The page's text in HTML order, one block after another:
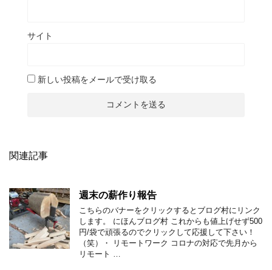
サイト
新しい投稿をメールで受け取る
関連記事
週末の薪作り報告
こちらのバナーをクリックするとブログ村にリンク
します。 にほんブログ村 これからも値上げせず500
円/袋で頑張るのでクリックして応援して下さい！
（笑）・ リモートワーク コロナの対応で先月から
リモート …